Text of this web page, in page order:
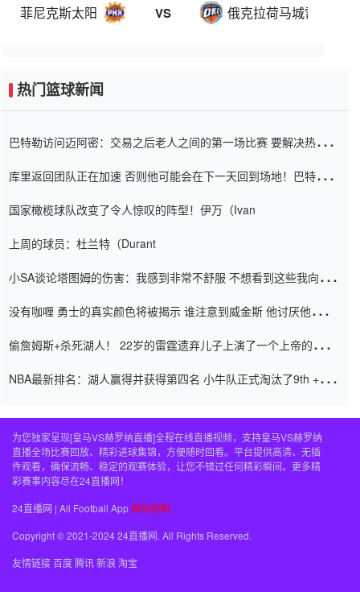
菲尼克斯太阳 VS 俄克拉荷马城雷霆
热门篮球新闻
巴特勒访问迈阿密：交易之后老人之间的第一场比赛 要解决热情的
库里返回团队正在加速 否则他可能会在下一天回到场地！巴特勒迈
国家橄榄球队改变了令人惊叹的阵型！伊万（Ivan
上周的球员：杜兰特（Durant
小SA谈论塔图姆的伤害：我感到非常不舒服 不想看到这些我向他
没有咖喱 勇士的真实颜色将被揭示 谁注意到威金斯 他讨厌他的老
偷詹姆斯+杀死湖人！ 22岁的雷霆遗弃儿子上演了一个上帝的剧
NBA最新排名：湖人赢得并获得第四名 小牛队正式淘汰了9th + 76
为您独家呈现[皇马VS赫罗纳直播]全程在线直播视频，支持皇马VS赫罗纳
直播全场比赛回放、精彩进球集锦，方便随时回看。平台提供高清、无插
件观看，确保流畅、稳定的观赛体验，让您不错过任何精彩瞬间。更多精
彩赛事内容尽在24直播网！
24直播网 | All Football App 网站地图
Copyright © 2021-2024 24直播网. All Rights Reserved.
友情链接百度腾讯新浪 淘宝